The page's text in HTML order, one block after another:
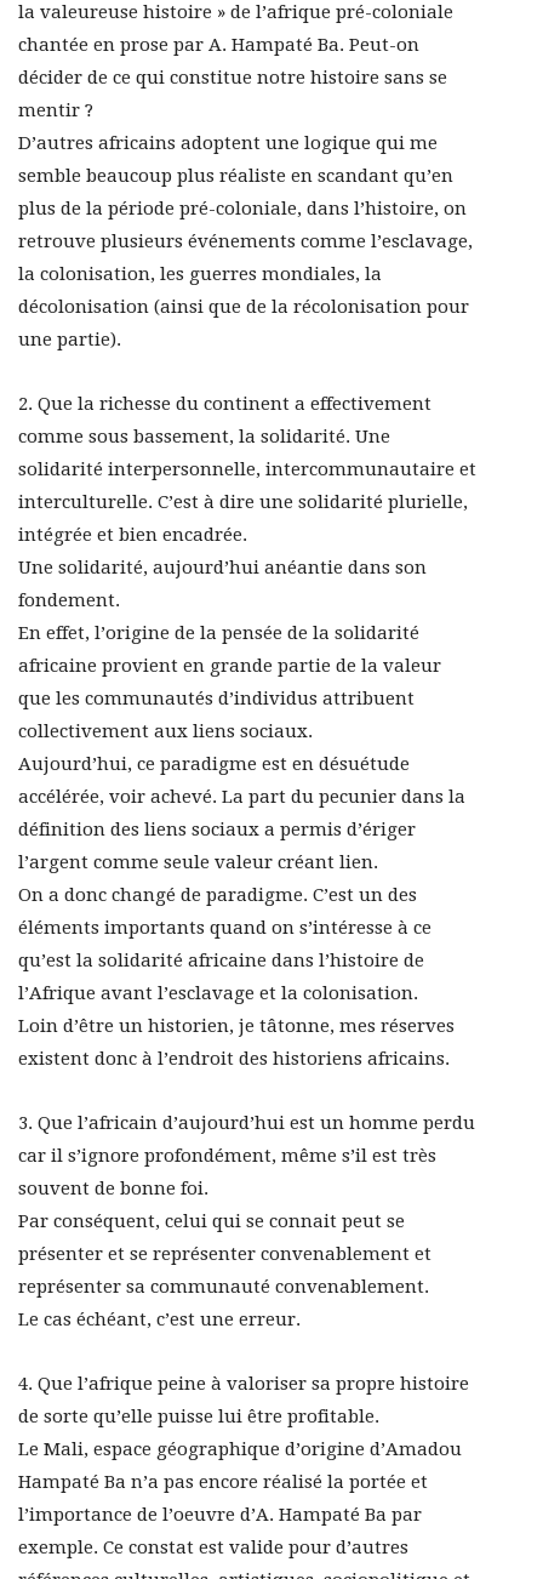
la valeureuse histoire » de l’afrique pré-coloniale
chantée en prose par A. Hampaté Ba. Peut-on
décider de ce qui constitue notre histoire sans se
mentir ?
D’autres africains adoptent une logique qui me
semble beaucoup plus réaliste en scandant qu’en
plus de la période pré-coloniale, dans l’histoire, on
retrouve plusieurs événements comme l’esclavage,
la colonisation, les guerres mondiales, la
décolonisation (ainsi que de la récolonisation pour
une partie).
2. Que la richesse du continent a effectivement
comme sous bassement, la solidarité. Une
solidarité interpersonnelle, intercommunautaire et
interculturelle. C’est à dire une solidarité plurielle,
intégrée et bien encadrée.
Une solidarité, aujourd’hui anéantie dans son
fondement.
En effet, l’origine de la pensée de la solidarité
africaine provient en grande partie de la valeur
que les communautés d’individus attribuent
collectivement aux liens sociaux.
Aujourd’hui, ce paradigme est en désuétude
accélérée, voir achevé. La part du pecunier dans la
définition des liens sociaux a permis d’ériger
l’argent comme seule valeur créant lien.
On a donc changé de paradigme. C’est un des
éléments importants quand on s’intéresse à ce
qu’est la solidarité africaine dans l’histoire de
l’Afrique avant l’esclavage et la colonisation.
Loin d’être un historien, je tâtonne, mes réserves
existent donc à l’endroit des historiens africains.
3. Que l’africain d’aujourd’hui est un homme perdu
car il s’ignore profondément, même s’il est très
souvent de bonne foi.
Par conséquent, celui qui se connait peut se
présenter et se représenter convenablement et
représenter sa communauté convenablement.
Le cas échéant, c’est une erreur.
4. Que l’afrique peine à valoriser sa propre histoire
de sorte qu’elle puisse lui être profitable.
Le Mali, espace géographique d’origine d’Amadou
Hampaté Ba n’a pas encore réalisé la portée et
l’importance de l’oeuvre d’A. Hampaté Ba par
exemple. Ce constat est valide pour d’autres